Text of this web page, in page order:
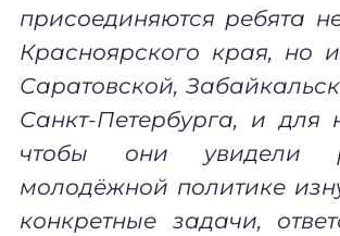
присоединяются ребята
Красноярского края, но
Саратовской,
Санкт-Петербурга, и для
чтобы они увидели
молодёжной политике
конкретные задачи,